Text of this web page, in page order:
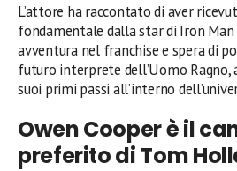
L’attore ha raccontato di aver
fondamentale dalla star di Iron Man
avventura nel franchise e spera di
futuro interprete dell’Uomo Ragno,
suoi primi passi all’interno
Owen Cooper è il
preferito di Tom